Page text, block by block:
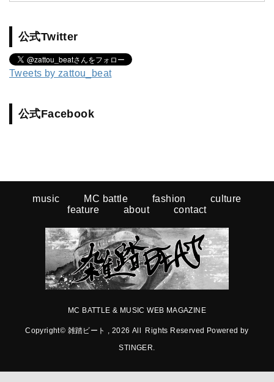
公式Twitter
Tweets by zattou_beat
公式Facebook
music MC battle fashion
culture
feature
about contact
MC BATTLE & MUSIC WEB MAGAZINE
Copyright© 雑踏ビート , 2026 All Rights Reserved Powered by
STINGER